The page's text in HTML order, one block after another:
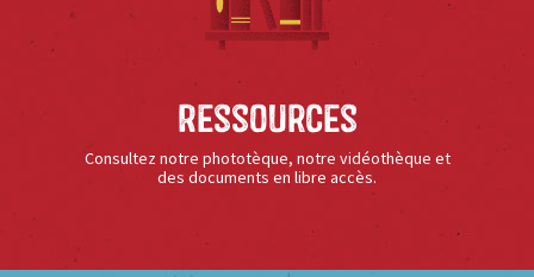
Ressources
Consultez notre phototèque, notre vidéothèque et
des documents en libre accès.